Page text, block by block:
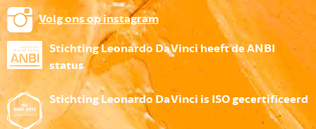
Volg ons op instagram
Stichting Leonardo Da Vinci heeft de ANBI
status
Stichting Leonardo Da Vinci is ISO gecertificeerd